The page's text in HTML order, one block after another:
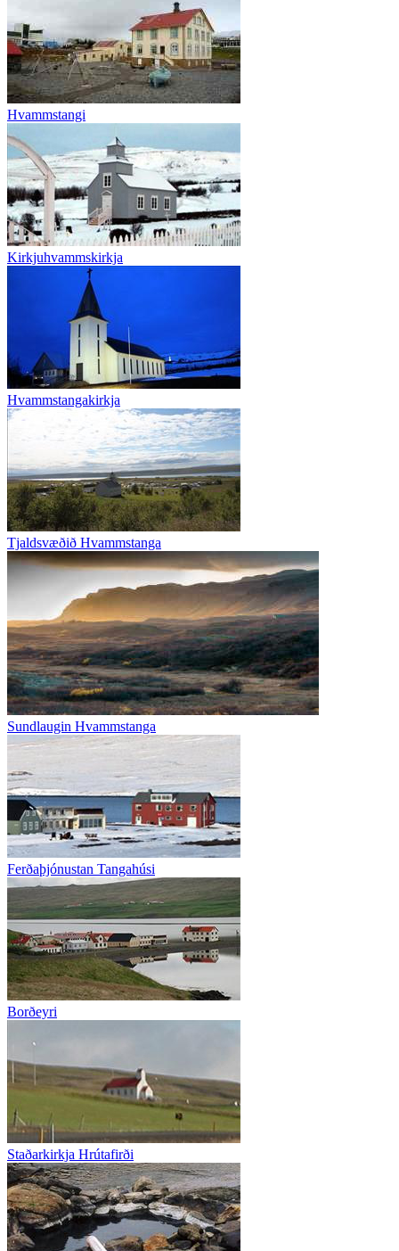
Hvammstangi
Kirkjuhvammskirkja
Hvammstangakirkja
Tjaldsvæðið Hvammstanga
Sundlaugin Hvammstanga
Ferðaþjónustan Tangahúsi
Borðeyri
Staðarkirkja Hrútafirði